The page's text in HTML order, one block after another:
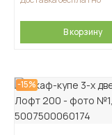
В корзину
-15%